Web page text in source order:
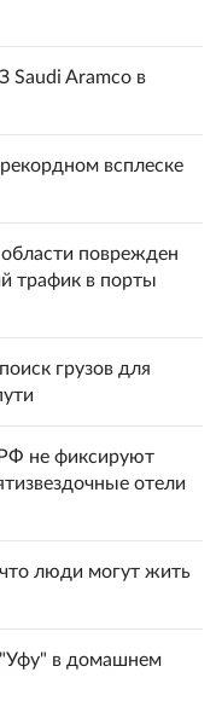
Saudi Aramco в
всплеске
поврежден
трафик в порты
грузов для
не фиксируют
отели
люди могут жить
в домашнем